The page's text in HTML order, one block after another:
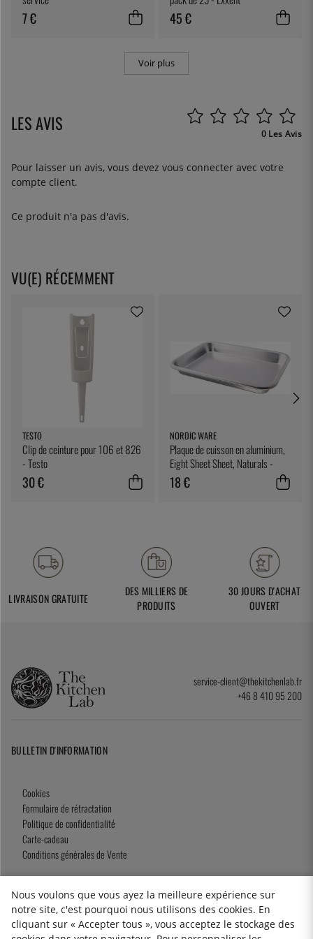
7 € 45 €
Voir plus
LES AVIS 0 Les Avis
Pour laisser un avis, vous devez vous connecter avec votre
compte client.
Ce produit n'a pas d'avis.
VU(E) RÉCEMMENT
TESTO
Clip de ceinture pour 106 et 826
- Testo
30 €
NORDIC WARE
Plaque de cuisson en aluminium,
Eight Sheet Sheet, Naturals -
Nordic Ware
18 €
LIVRAISON GRATUITE
DES MILLIERS DE
PRODUITS
30 JOURS D'ACHAT
OUVERT
service-client@thekitchenlab.fr
+46 8 410 95 200
BULLETIN D'INFORMATION
Cookies
Formulaire de rétractation
Politique de confidentialité
Carte-cadeau
Conditions générales de Vente
2026 KitchenLab AB
Nous voulons que vous ayez la meilleure expérience sur
notre site, c'est pourquoi nous utilisons des cookies. En
cliquant sur « Accepter tous », vous acceptez le stockage des